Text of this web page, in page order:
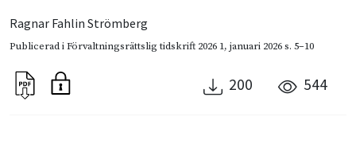
Ragnar Fahlin Strömberg
Publicerad iFörvaltningsrättslig tidskrift 2026 1, januari 2026s. 5–10
200 544